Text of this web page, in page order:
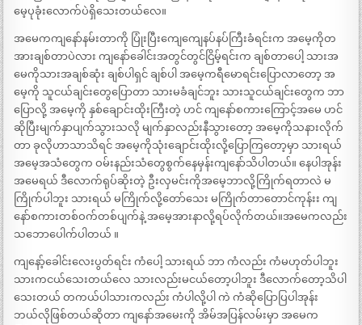
မေ့ပုခုံးလောက်ပဲရှိသေးတယ်လေ။
အမေကကျနော်နမ်းတာကို ပြုံးပြီးကျေကျေနပ်နပ်ကြီးခံရင်းက အမေ့ကိုတ
အားချစ်တာပဲလား ကျနော်ခေါင်းအတွင်တွင်ငြိမ့်ရင်းက ချစ်တာပေါ့ သားအ
မေကိုသားအချစ်ဆုံး ချစ်ပါရှင် ချစ်ပါ အမေ့ကရီမောရင်းပြောလာတော့ အ
မေ့ကို သူငယ်ချင်းတွေပြောတာ သားမခံချင်ဘူး သားသူငယ်ချင်းတွေက ဘာ
ပြောလို့ အမေ့ကို နှစ်ချောင်းထိုးကြီးတဲ့ ဟင် ကျနော်စကားကြောင့်အမေ ဟင်
ဆိုပြီးမျက်နှာပျက်သွားသလို မျက်နှာလည်းနီသွားတော့ အမေ့ကိုသနားလိုက်
တာ ခုလိုဟာသာသိရင် အမေ့ကိုသုံးချောင်းထိုးလို့ပြောကြတော့မှာ သားရယ်
အမေ့အသံတွေက ဝမ်းနည်းသံတွေစွက်နေမှန်းကျနော်သိပါတယ်။ နေပါအုန်း
အမေရယ် ဒီလောက်ရုပ်ဆိုးတဲ့ ဦးလှမင်းကိုအမေ့ဘာလို့ကြိုက်ရတာလဲ မ
ကြိုက်ပါဘူး သားရယ် မကြိုက်လို့တော်သေး မကြိုက်တာတောင်ကုန်းး ကျ
နော်စကားတစ်ဝက်တစ်ပျက်နဲ့ အမေ့အားနာလို့ရပ်လိုက်တယ်။အမေကလည်း
သဘောပေါက်ပါတယ် ။
ကျနော့်ခေါင်းလေးပွတ်ရင်း ကံပေါ့ သားရယ် ဘာ ကံလည်း ကံမဟုတ်ပါဘူး
သားကငယ်သေးတယ်လေ သားလည်းမငယ်တော့ပါဘူး ဒီလောက်တော့သိပါ
သေးတယ် တကယ်ပါသားကလည်း ကံပါလို့ပါ ကဲ ကံဆိုပြောပြပါအုန်း
ဘယ်လိုဖြစ်တယ်ဆိုတာ ကျနော်အမေးကို အိမ်အပြန်လမ်းမှာ အမေက